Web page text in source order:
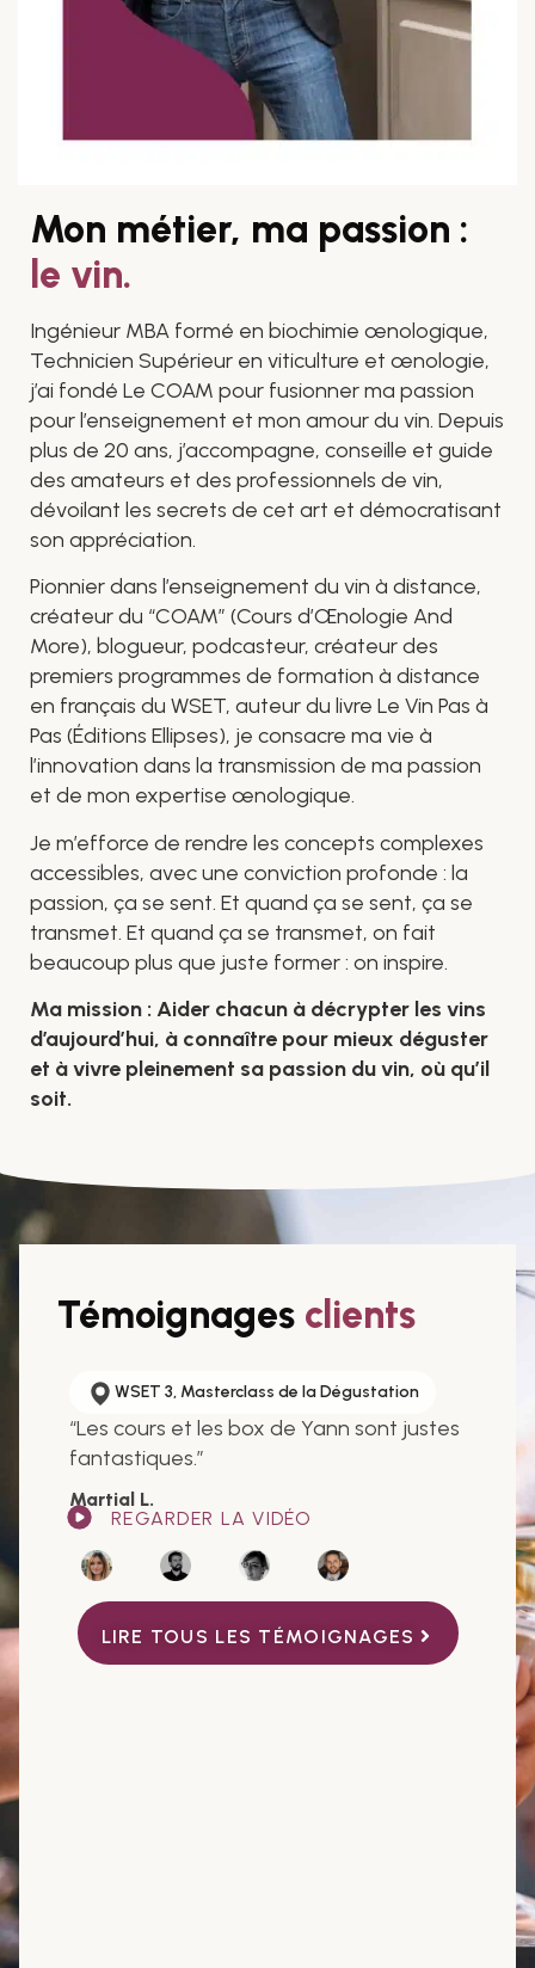
Mon métier, ma passion :
le vin.
Ingénieur MBA formé en biochimie œnologique,
Technicien Supérieur en viticulture et œnologie,
j’ai fondé Le COAM pour fusionner ma passion
pour l’enseignement et mon amour du vin. Depuis
plus de 20 ans, j’accompagne, conseille et guide
des amateurs et des professionnels de vin,
dévoilant les secrets de cet art et démocratisant
son appréciation.
Pionnier dans l’enseignement du vin à distance,
créateur du “COAM” (Cours d’Œnologie And
More), blogueur, podcasteur, créateur des
premiers programmes de formation à distance
en français du WSET, auteur du livre Le Vin Pas à
Pas (Éditions Ellipses), je consacre ma vie à
l’innovation dans la transmission de ma passion
et de mon expertise œnologique.
Je m’efforce de rendre les concepts complexes
accessibles, avec une conviction profonde : la
passion, ça se sent. Et quand ça se sent, ça se
transmet. Et quand ça se transmet, on fait
beaucoup plus que juste former : on inspire.
Ma mission : Aider chacun à décrypter les vins
d’aujourd’hui, à connaître pour mieux déguster
et à vivre pleinement sa passion du vin, où qu’il
soit.
Témoignages clients
WSET 3, Masterclass de la Dégustation
“Les cours et les box de Yann sont justes
fantastiques.”
Martial L.
REGARDER LA VIDÉO
LIRE TOUS LES TÉMOIGNAGES